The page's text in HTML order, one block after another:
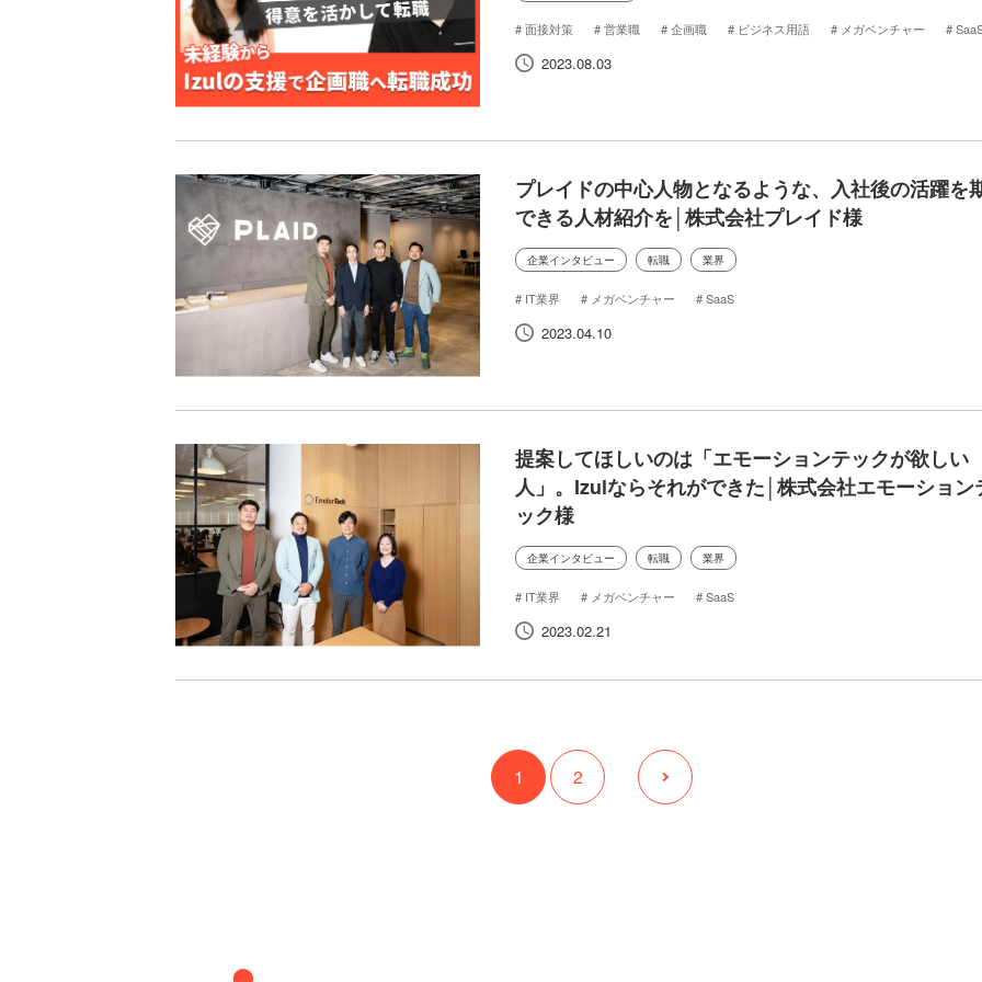
面接対策 営業職 企画職 ビジネス用語 メガベンチャー
2023.08.03
プレイドの中心人物となるような、入社後の活躍を
できる人材紹介を│株式会社プレイド様
企業インタビュー 転職 業界
IT業界 メガベンチャー SaaS
2023.04.10
提案してほしいのは「エモーションテックが欲しい
人」。Izulならそれができた│株式会社エモーション
ック様
企業インタビュー 転職 業界
IT業界 メガベンチャー SaaS
2023.02.21
1 2